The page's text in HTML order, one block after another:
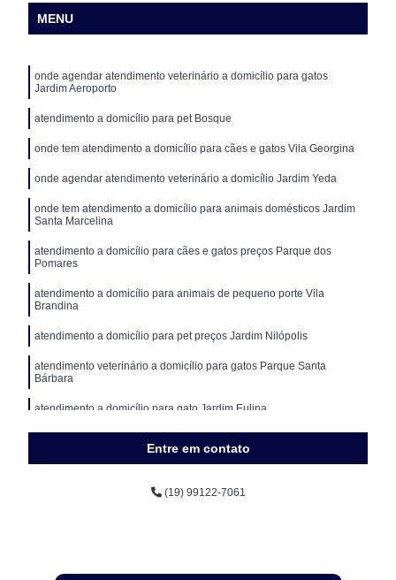
MENU
onde agendar atendimento veterinário a domicílio para gatos
Jardim Aeroporto
atendimento a domicílio para pet Bosque
onde tem atendimento a domicílio para cães e gatos Vila Georgina
onde agendar atendimento veterinário a domicílio Jardim Yeda
onde tem atendimento a domicílio para animais domésticos Jardim
Santa Marcelina
atendimento a domicílio para cães e gatos preços Parque dos
Pomares
atendimento a domicílio para animais de pequeno porte Vila
Brandina
atendimento a domicílio para pet preços Jardim Nilópolis
atendimento veterinário a domicílio para gatos Parque Santa
Bárbara
atendimento a domicílio para gato Jardim Eulina
Entre em contato
(19) 99122-7061